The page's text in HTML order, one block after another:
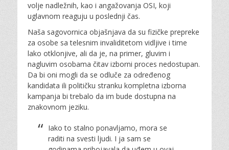
volje nadležnih, kao i angažovanja OSI, koji
uglavnom reaguju u poslednji čas.
Naša sagovornica objašnjava da su fizičke prepreke
za osobe sa telesnim invaliditetom vidljive i time
lako otklonjive, ali da je, na primer, gluvim i
nagluvim osobama čitav izborni proces nedostupan.
Da bi oni mogli da se odluče za određenog
kandidata ili političku stranku kompletna izborna
kampanja bi trebalo da im bude dostupna na
znakovnom jeziku.
Iako to stalno ponavljamo, mora se
raditi na svesti ljudi. I ja sam se